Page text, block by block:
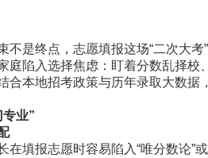
终点，志愿填报这场“二次大考
庭陷入选择焦虑：盯着分数乱择
合本地招考政策与历年录取大数
业”
报志愿时容易陷入“唯分数论”